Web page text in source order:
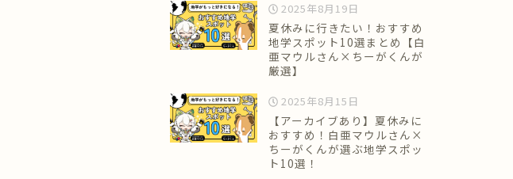
2025年8月19日
夏休みに行きたい！おすすめ
地学スポット10選まとめ【白
亜マウルさん×ちーがくんが
厳選】
2025年8月15日
【アーカイブあり】夏休みに
おすすめ！白亜マウルさん×
ちーがくんが選ぶ地学スポッ
ト10選！